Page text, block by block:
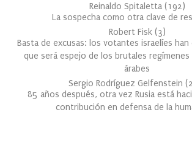
Reinaldo Spitaletta (192)
La sospecha como otra clave de
Robert Fisk (3)
Basta de excusas: los votantes israelíes
que será espejo de los brutales
árabes
Sergio Rodríguez Gelfenstein (
85 años después, otra vez Rusia está
contribución en defensa de la